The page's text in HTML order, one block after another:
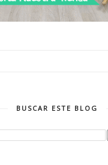
BUSCAR ESTE BLOG